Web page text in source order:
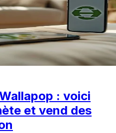
: voici
et vend des